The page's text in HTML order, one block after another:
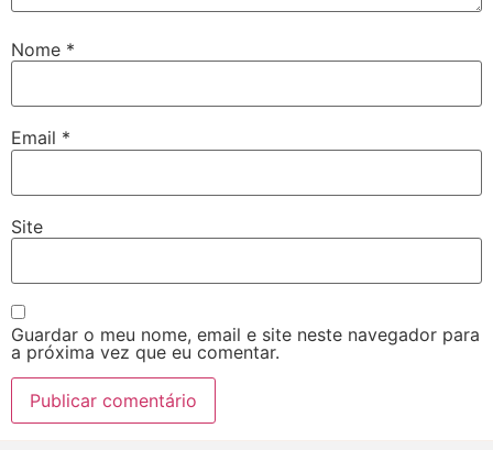
Nome *
Email *
Site
Guardar o meu nome, email e site neste navegador para
a próxima vez que eu comentar.